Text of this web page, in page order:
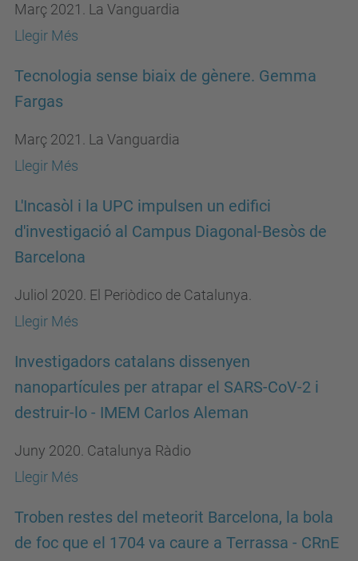
Març 2021. La Vanguardia
Llegir Més
Tecnologia sense biaix de gènere. Gemma
Fargas
Març 2021. La Vanguardia
Llegir Més
L'Incasòl i la UPC impulsen un edifici
d'investigació al Campus Diagonal-Besòs de
Barcelona
Juliol 2020. El Periòdico de Catalunya.
Llegir Més
Investigadors catalans dissenyen
nanopartícules per atrapar el SARS-CoV-2 i
destruir-lo - IMEM Carlos Aleman
Juny 2020. Catalunya Ràdio
Llegir Més
Troben restes del meteorit Barcelona, la bola
de foc que el 1704 va caure a Terrassa - CRnE